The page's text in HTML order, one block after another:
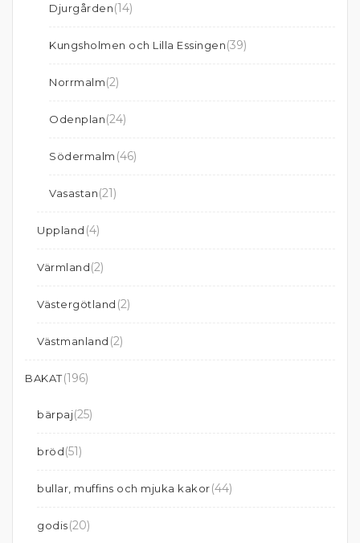
Djurgården(14)
Kungsholmen och Lilla Essingen(39)
Norrmalm(2)
Odenplan(24)
Södermalm (46)
Vasastan(21)
Uppland (4)
Värmland(2)
Västergötland (2)
Västmanland (2)
BAKAT(196)
bärpaj(25)
bröd(51)
bullar, muffins och mjuka kakor(44)
godis(20)